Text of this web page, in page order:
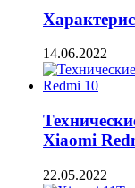
14.06.2022
Xiaomi
22.05.2022